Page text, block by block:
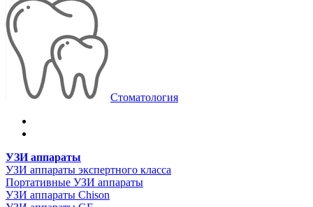
Стоматология
УЗИ аппараты
УЗИ аппараты экспертного класса
Портативные УЗИ аппараты
УЗИ аппараты Chison